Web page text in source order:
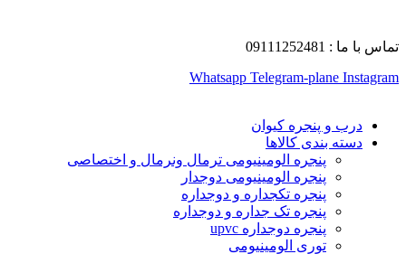
تماس با ما : 09111252481
Whatsapp Telegram-plane Instagram
درب و پنجره کیوان
دسته بندی کالاها
پنجره الومینیومی ترمال ونرمال و اختصاصی
پنجره الومینیومی دوجدار
پنجره تکجداره و دوجداره
پنجره تک جداره و دوجداره
پنجره دوجداره upvc
توری الومینیومی